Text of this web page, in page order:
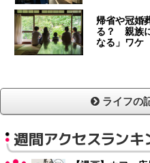
帰省や冠婚
る？ 親族
なる」ワケ
ライフの
週間アクセスランキ